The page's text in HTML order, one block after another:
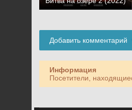
Добавить комментарий
Информация
Посетители,